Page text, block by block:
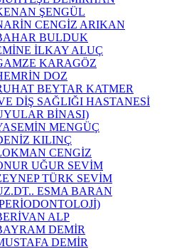
ŞENGÜL
CENGİZ ARIKAN
BULDUK
İLKAY ALUÇ
KARAGÖZ
DOZ
BEYTAR KATMER
DİŞ SAĞLIĞI HASTANESİ
BİNASI)
MENGÜÇ
KILINÇ
CENGİZ
UĞUR SEVİM
TÜRK SEVİM
ESMA BARAN
ALP
DEMİR
DEMİR